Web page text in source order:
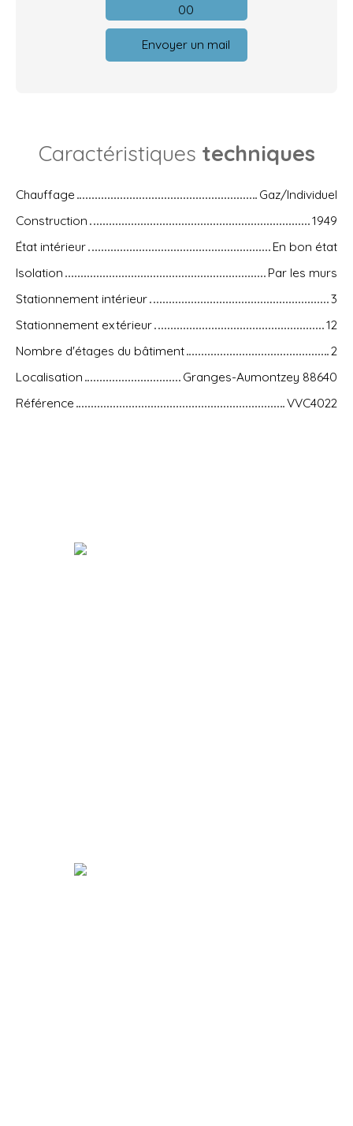
00
Envoyer un mail
Caractéristiques techniques
Chauffage
Gaz/Individuel
Construction
1949
État intérieur
En bon état
Isolation
Par les murs
Stationnement intérieur
3
Stationnement extérieur
12
Nombre d'étages du bâtiment
2
Localisation
Granges-Aumontzey 88640
Référence
VVC4022